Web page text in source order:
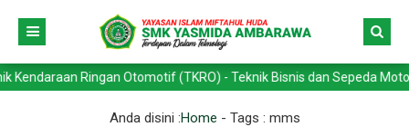
Ringan Otomotif (TKRO) - Teknik Bisnis dan Sepeda
Anda disini :Home - Tags : mms